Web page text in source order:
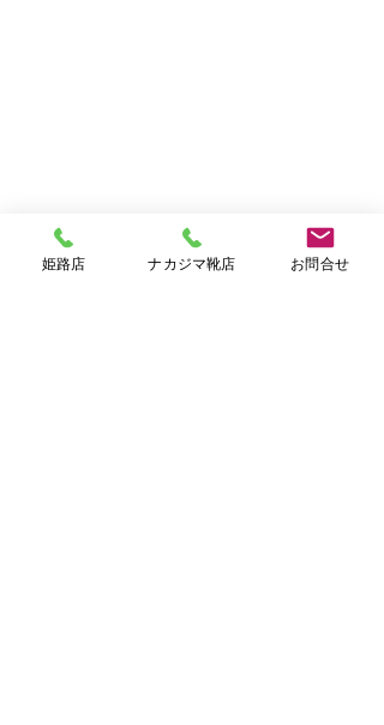
姫路店 ナカジマ靴店 お問合せ